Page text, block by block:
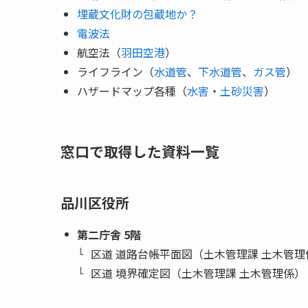
埋蔵文化財の包蔵地か？
電波法
航空法（羽田空港）
ライフライン（水道管、 下水道管、 ガス管）
ハザードマップ各種（水害 ・ 土砂災害）
窓口で取得した資料一覧
品川区役所
第二庁舎 5階
区道 道路台帳平面図（土木管理課 土木管
区道 境界確定図（土木管理課 土木管理係）